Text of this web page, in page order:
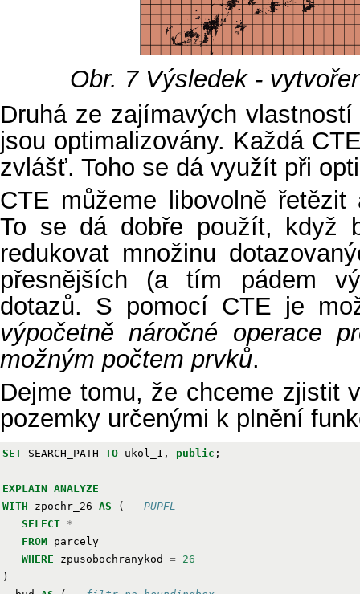
Obr. 7 Výsledek -
Druhá ze zajímavých
jsou optimalizovány. Každá
zvlášť. Toho se dá využít při
CTE můžeme libovolně
To se dá dobře použít, když
redukovat množinu
přesnějších (a tím pádem
dotazů. S pomocí CTE je
výpočetně náročné operace
možným počtem prvků.
Dejme tomu, že chceme zjistit
pozemky určenými k plnění
SET SEARCH_PATH TO ukol_1 , public ;
EXPLAIN ANALYZE
WITH
zpochr_26 AS (
--PUPFL
SELECT *
FROM parcely
WHERE
zpusobochranykod = 26
)